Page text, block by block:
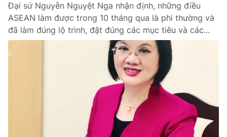
Đại sứ Nguyễn Nguyệt Nga nhận định, những điều
ASEAN làm được trong 10 tháng qua là phi thường và
đã làm đúng lộ trình, đặt đúng các mục tiêu và các...